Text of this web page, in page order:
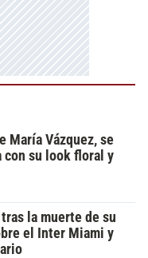
María Vázquez, se
con su look floral y
la muerte de su
el Inter Miami y